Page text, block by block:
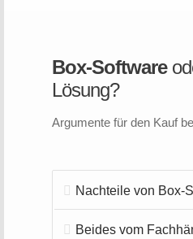
Box-Software
Lösung?
Argumente für den Kauf
Nachteile von Box-
Beides vom